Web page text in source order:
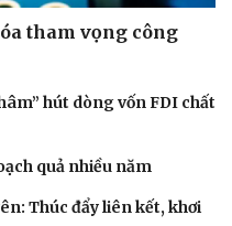
tham vọng công
hút dòng vốn FDI chất
quả nhiều năm
Thúc đẩy liên kết, khơi